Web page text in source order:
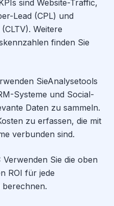
sind Website-Traffic,
Lead (CPL) und
Weitere
finden Sie
SieAnalysetools
Systeme und Social-
Daten zu sammeln.
zu erfassen, die mit
verbunden sind.
Verwenden Sie die oben
ROI für jede